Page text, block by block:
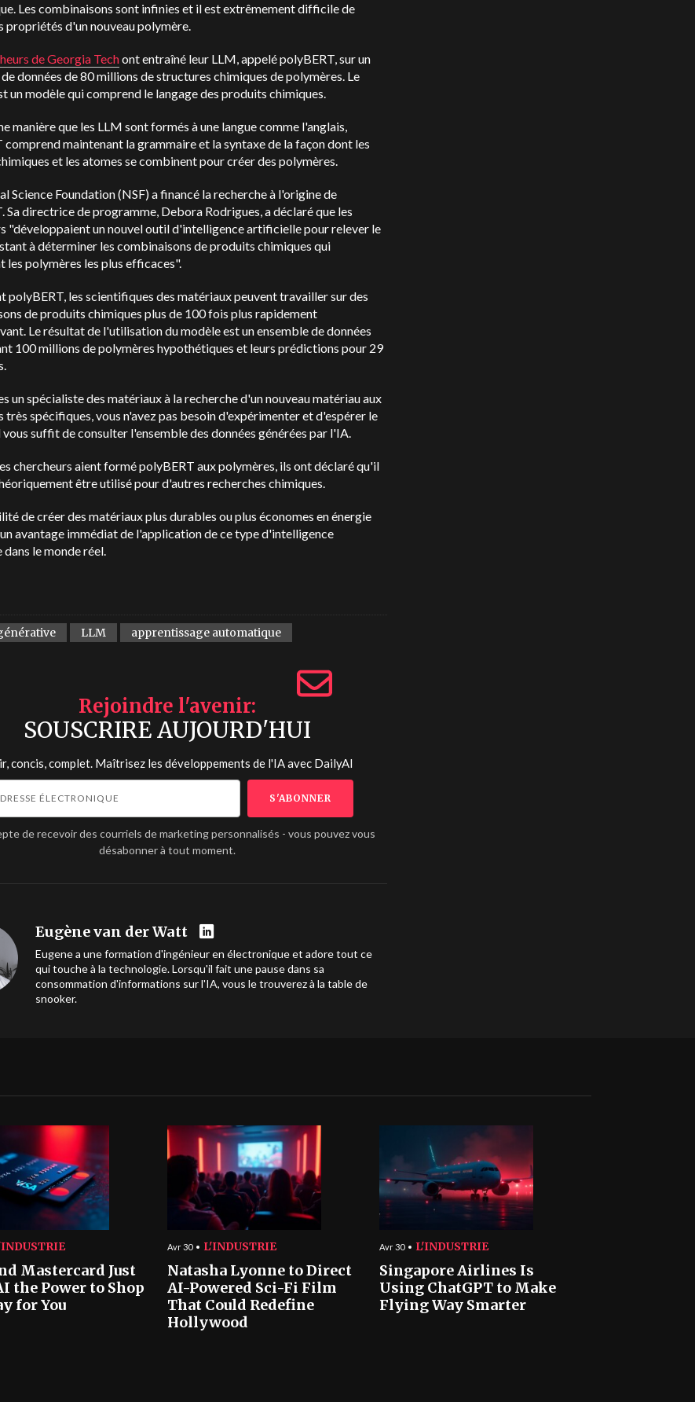
Les combinaisons sont infinies et il est extrêmement difficile de
propriétés d'un nouveau polymère.
de Georgia Techont entraîné leur LLM, appelé polyBERT, sur un
données de 80 millions de structures chimiques de polymères. Le
un modèle qui comprend le langage des produits chimiques.
manière que les LLM sont formés à une langue comme l'anglais,
comprend maintenant la grammaire et la syntaxe de la façon dont les
et les atomes se combinent pour créer des polymères.
Science Foundation (NSF) a financé la recherche à l'origine de
Sa directrice de programme, Debora Rodrigues, a déclaré que les
"développaient un nouvel outil d'intelligence artificielle pour relever le
à déterminer les combinaisons de produits chimiques qui
les polymères les plus efficaces".
polyBERT, les scientifiques des matériaux peuvent travailler sur des
de produits chimiques plus de 100 fois plus rapidement
Le résultat de l'utilisation du modèle est un ensemble de données
100 millions de polymères hypothétiques et leurs prédictions pour 29
un spécialiste des matériaux à la recherche d'un nouveau matériau aux
très spécifiques, vous n'avez pas besoin d'expérimenter et d'espérer le
vous suffit de consulter l'ensemble des données générées par l'IA.
chercheurs aient formé polyBERT aux polymères, ils ont déclaré qu'il
être utilisé pour d'autres recherches chimiques.
de créer des matériaux plus durables ou plus économes en énergie
avantage immédiat de l'application de ce type d'intelligence
le monde réel.
LLM apprentissage automatique
Rejoindre l'avenir
SOUSCRIRE AUJOURD'HUI
concis, complet. Maîtrisez les développements de l'IA avec DailyAI
de recevoir des courriels de marketing personnalisés - vous pouvez vous
désabonner à tout moment.
Eugène van der Watt
Eugene a une formation d'ingénieur en électronique et adore tout ce
qui touche à la technologie. Lorsqu'il fait une pause dans sa
consommation d'informations sur l'IA, vous le trouverez à la table de
snooker.
Mastercard Just
the Power to Shop
for You
Avr 30 L'INDUSTRIE
Natasha Lyonne to Direct
AI-Powered Sci-Fi Film
That Could Redefine
Hollywood
Avr 30 L'INDUSTRIE
Singapore Airlines Is
Using ChatGPT to Make
Flying Way Smarter